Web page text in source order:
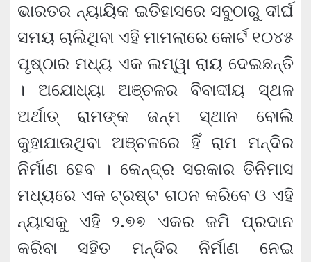
ଭାରତର ନ୍ୟାୟିକ ଇତିହାସରେ ସବୁଠାରୁ ଦୀର୍ଘ
ସମୟ ଚାଲିଥିବା ଏହି ମାମଲାରେ କୋର୍ଟ ୧୦୪୫
ପୃଷ୍ଠାର ମଧ୍ୟ ଏକ ଲମ୍ୱା ରାୟ ଦେଇଛନ୍ତି
। ଅଯୋଧ୍ୟା ଅଞ୍ଚଳର ବିବାଦୀୟ ସ୍ଥଳ
ଅର୍ଥାତ୍‍ ରାମଙ୍କ ଜନ୍ମ ସ୍ଥାନ ବୋଲି
କୁହାଯାଉଥିବା ଅଞ୍ଚଳରେ ହିଁ ରାମ ମନ୍ଦିର
ନିର୍ମାଣ ହେବ । କେନ୍ଦ୍ର ସରକାର ତିନିମାସ
ମଧ୍ୟରେ ଏକ ଟ୍ରଷ୍ଟ ଗଠନ କରିବେ ଓ ଏହି
ନ୍ୟାସକୁ ଏହି ୨.୭୭ ଏକର ଜମି ପ୍ରଦାନ
କରିବା ସହିତ ମନ୍ଦିର ନିର୍ମାଣ ନେଇ